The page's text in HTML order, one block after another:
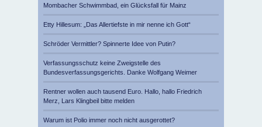
Mombacher Schwimmbad, ein Glücksfall für Mainz
Etty Hillesum: „Das Allertiefste in mir nenne ich Gott“
Schröder Vermittler? Spinnerte Idee von Putin?
Verfassungsschutz keine Zweigstelle des
Bundesverfassungsgerichts. Danke Wolfgang Weimer
Rentner wollen auch tausend Euro. Hallo, hallo Friedrich
Merz, Lars Klingbeil bitte melden
Warum ist Polio immer noch nicht ausgerottet?